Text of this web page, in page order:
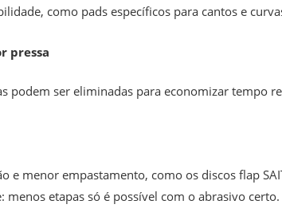
como pads específicos para cantos e
pressa
podem ser eliminadas para economizar tempo
e menor empastamento, como os discos flap
etapas só é possível com o abrasivo certo.